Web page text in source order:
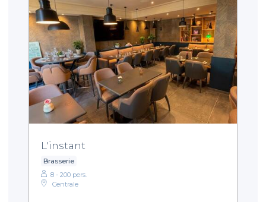
L'instant
Brasserie
8 - 200 pers.
Centrale